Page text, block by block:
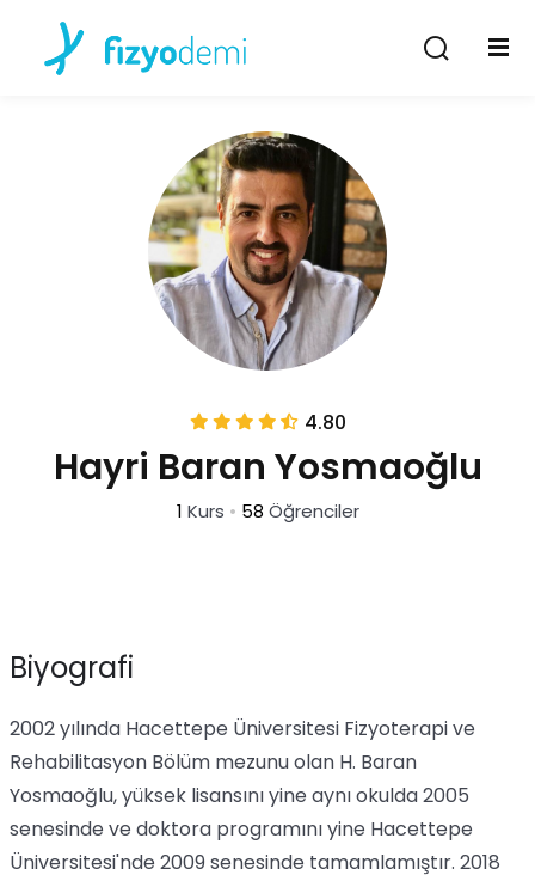
4.80
Hayri Baran Yosmaoğlu
1 Kurs • 58 Öğrenciler
Biyografi
2002 yılında Hacettepe Üniversitesi Fizyoterapi ve
Rehabilitasyon Bölüm mezunu olan H. Baran
Yosmaoğlu, yüksek lisansını yine aynı okulda 2005
senesinde ve doktora programını yine Hacettepe
Üniversitesi'nde 2009 senesinde tamamlamıştır. 2018
Giriş Yap
Giriş Yap
Hesabın yok mu? Kayıt Ol